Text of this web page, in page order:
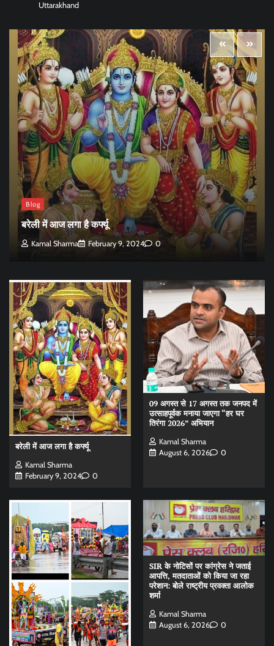
Uttarakhand
Blog
बरेली में आज लगा है कर्फ्यू
Kamal Sharma February 9, 2024 0
बरेली में आज लगा है कर्फ्यू
Kamal Sharma
February 9, 2024
0
09 अगस्त से 17 अगस्त तक जनपद में
उत्साहपूर्वक मनाया जाएगा “हर घर
तिरंगा 2026” अभियान
Kamal Sharma
August 6, 2026
0
SIR के नोटिसों पर कांग्रेस ने जताई
आपत्ति, मतदाताओं को किया जा रहा
परेशान: बोले राष्ट्रीय प्रवक्ता आलोक
शर्मा
Kamal Sharma
August 6, 2026
0